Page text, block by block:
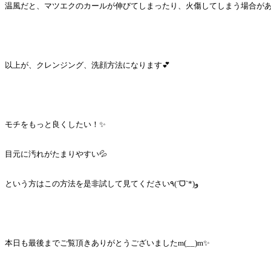
温風だと、マツエクのカールが伸びてしまったり、火傷してしまう場合が
以上が、クレンジング、洗顔方法になります💕
モチをもっと良くしたい！✨
目元に汚れがたまりやすい💦
という方はこの方法を是非試して見てください٩(ˊᗜˋ*)و
本日も最後までご覧頂きありがとうございましたm(__)m✨